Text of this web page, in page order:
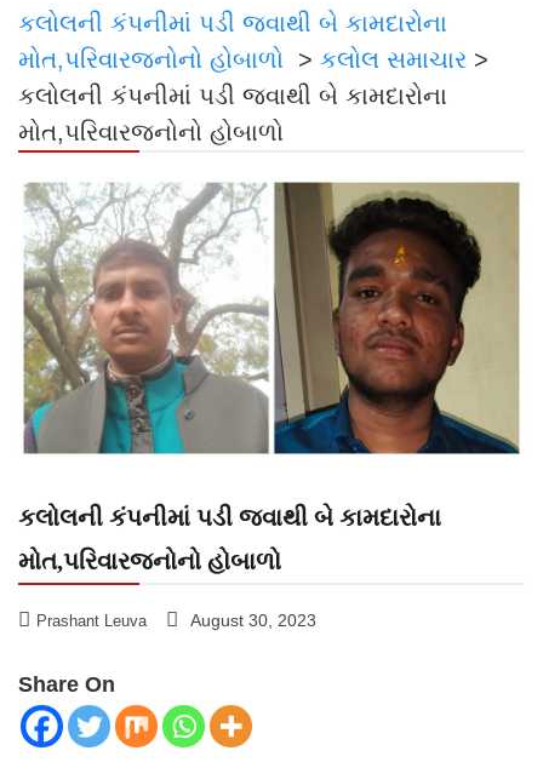
કલોલની કંપનીમાં પડી જવાથી બે કામદારોના
મોત,પરિવારજનોનો હોબાળો
> કલોલ સમાચાર >
કલોલની કંપનીમાં પડી જવાથી બે કામદારોના
મોત,પરિવારજનોનો હોબાળો
કલોલની કંપનીમાં પડી જવાથી બે કામદારોના
મોત,પરિવારજનોનો હોબાળો
Prashant Leuva August 30, 2023
Share On